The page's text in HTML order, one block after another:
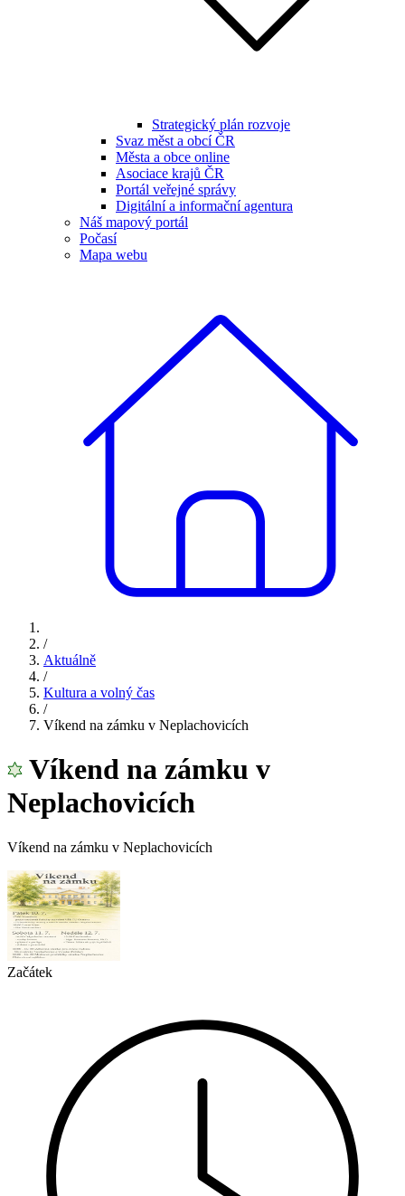
Strategický plán rozvoje
Svaz měst a obcí ČR
Města a obce online
Asociace krajů ČR
Portál veřejné správy
Digitální a informační agentura
Náš mapový portál
Počasí
Mapa webu
/
Aktuálně
/
Kultura a volný čas
/
Víkend na zámku v Neplachovicích
Víkend na zámku v
Neplachovicích
Víkend na zámku v Neplachovicích
Začátek